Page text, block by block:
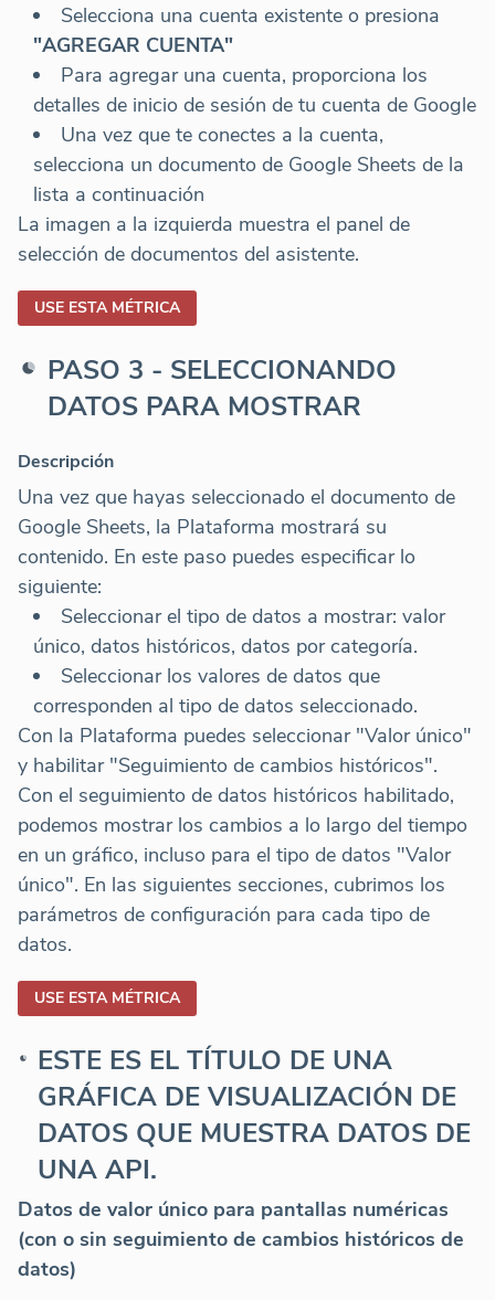
Selecciona una cuenta existente o presiona
"AGREGAR CUENTA"
Para agregar una cuenta, proporciona los
detalles de inicio de sesión de tu cuenta de Google
Una vez que te conectes a la cuenta,
selecciona un documento de Google Sheets de la
lista a continuación
La imagen a la izquierda muestra el panel de
selección de documentos del asistente.
USE ESTA MÉTRICA
PASO 3 - SELECCIONANDO
DATOS PARA MOSTRAR
Descripción
Una vez que hayas seleccionado el documento de
Google Sheets, la Plataforma mostrará su
contenido. En este paso puedes especificar lo
siguiente:
Seleccionar el tipo de datos a mostrar: valor
único, datos históricos, datos por categoría.
Seleccionar los valores de datos que
corresponden al tipo de datos seleccionado.
Con la Plataforma puedes seleccionar "Valor único"
y habilitar "Seguimiento de cambios históricos".
Con el seguimiento de datos históricos habilitado,
podemos mostrar los cambios a lo largo del tiempo
en un gráfico, incluso para el tipo de datos "Valor
único". En las siguientes secciones, cubrimos los
parámetros de configuración para cada tipo de
datos.
USE ESTA MÉTRICA
ESTE ES EL TÍTULO DE UNA
GRÁFICA DE VISUALIZACIÓN DE
DATOS QUE MUESTRA DATOS DE
UNA API.
Datos de valor único para pantallas numéricas
(con o sin seguimiento de cambios históricos de
datos)